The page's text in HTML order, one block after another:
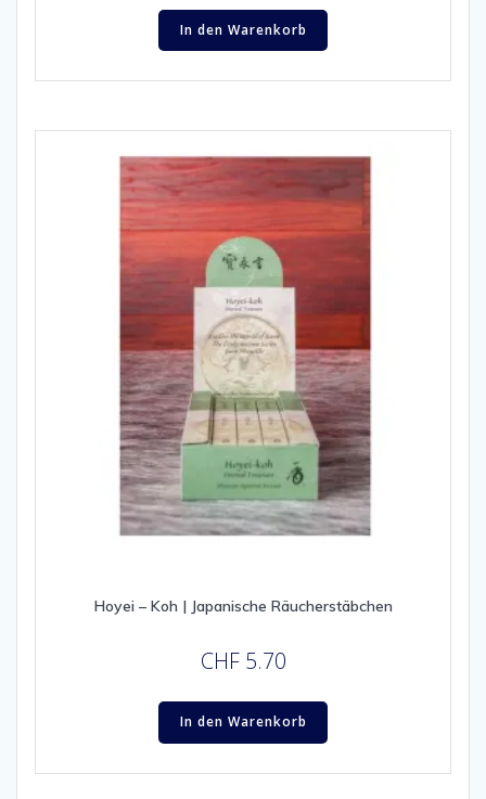
In den Warenkorb
Hoyei – Koh | Japanische Räucherstäbchen
CHF5.70
In den Warenkorb